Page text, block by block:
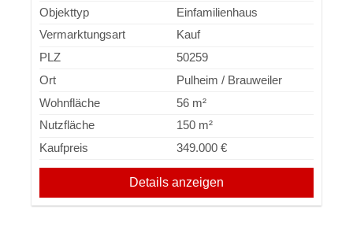
Objekttyp
Einfamilienhaus
Vermarktungsart
Kauf
PLZ
50259
Ort
Pulheim / Brauweiler
Wohnfläche
56 m²
Nutzfläche
150 m²
Kaufpreis
349.000 €
Details anzeigen